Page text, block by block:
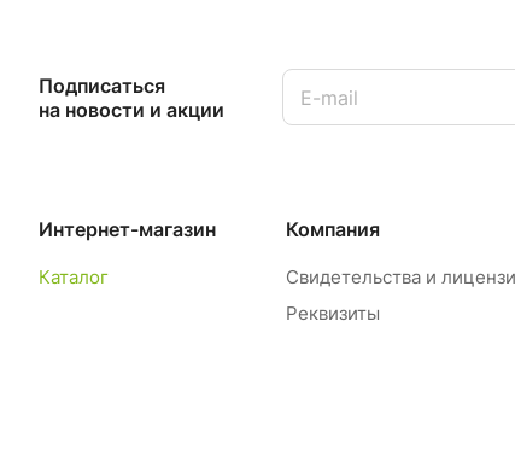
Подписаться
на новости и акции
Интернет-магазин
Каталог
Компания
Свидетельства и
Реквизиты